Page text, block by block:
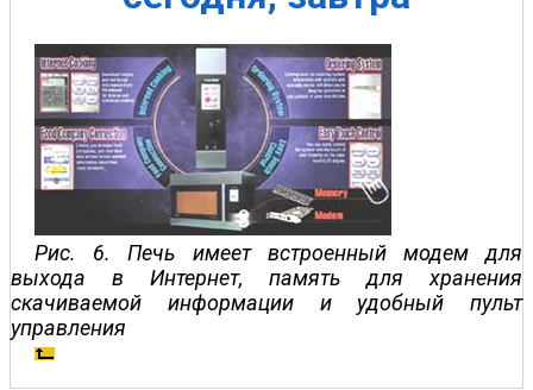
Рис. 6. Печь имеет встроенный модем для
выхода в Интернет, память для хранения
скачиваемой информации и удобный пульт
управления